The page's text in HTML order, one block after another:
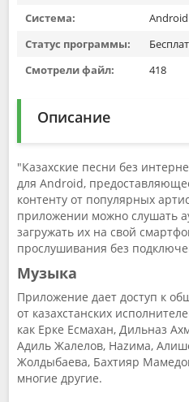
Система:
Android
Статус программы:
Смотрели файл:
418
Описание
"Казахские песни без
для Android,
контенту от популярных
приложении можно слушать
загружать их на свой
прослушивания без
Музыка
Приложение дает доступ к
от казахстанских
как Ерке Есмахан, Дильназ
Адиль Жалелов, Наzима,
Жолдыбаева, Бахтияр
многие другие.